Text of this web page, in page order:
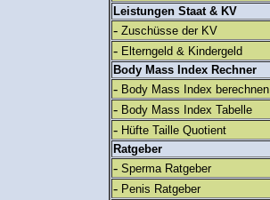
Leistungen Staat & KV
- Zuschüsse der KV
- Elterngeld & Kindergeld
Body Mass Index Rechner
- Body Mass Index berechnen
- Body Mass Index Tabelle
- Hüfte Taille Quotient
Ratgeber
- Sperma Ratgeber
- Penis Ratgeber